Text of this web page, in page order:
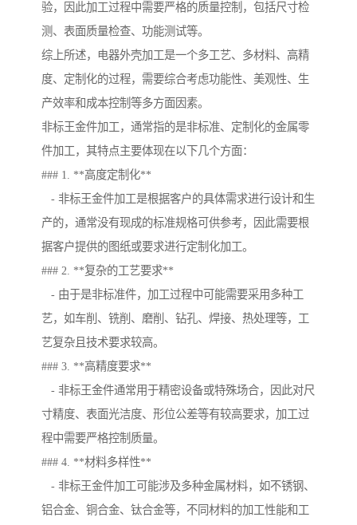
验，因此加工过程中需要严格的质量控制，包括尺寸检
测、表面质量检查、功能测试等。
综上所述，电器外壳加工是一个多工艺、多材料、高精
度、定制化的过程，需要综合考虑功能性、美观性、生
产效率和成本控制等多方面因素。
非标王金件加工，通常指的是非标准、定制化的金属零
件加工，其特点主要体现在以下几个方面：
### 1. **高度定制化**
- 非标王金件加工是根据客户的具体需求进行设计和生
产的，通常没有现成的标准规格可供参考，因此需要根
据客户提供的图纸或要求进行定制化加工。
### 2. **复杂的工艺要求**
- 由于是非标准件，加工过程中可能需要采用多种工
艺，如车削、铣削、磨削、钻孔、焊接、热处理等，工
艺复杂且技术要求较高。
### 3. **高精度要求**
- 非标王金件通常用于精密设备或特殊场合，因此对尺
寸精度、表面光洁度、形位公差等有较高要求，加工过
程中需要严格控制质量。
### 4. **材料多样性**
- 非标王金件加工可能涉及多种金属材料，如不锈钢、
铝合金、铜合金、钛合金等，不同材料的加工性能和工